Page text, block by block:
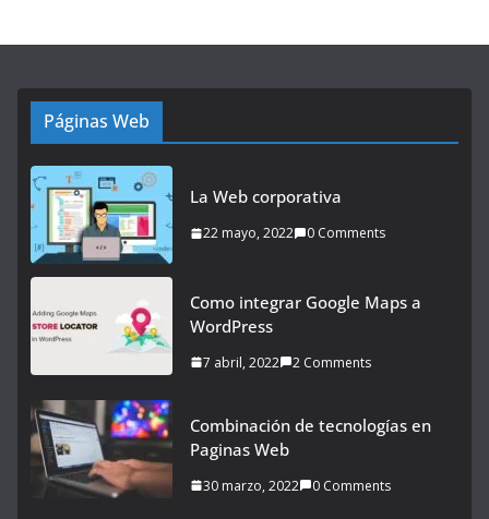
Páginas Web
La Web corporativa
22 mayo, 2022 0 Comments
Como integrar Google Maps a
WordPress
7 abril, 2022 2 Comments
Combinación de tecnologías en
Paginas Web
30 marzo, 2022 0 Comments